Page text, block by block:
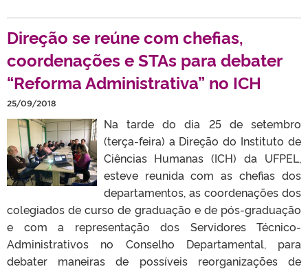
Direção se reúne com chefias,
coordenações e STAs para debater
“Reforma Administrativa” no ICH
25/09/2018
Na tarde do dia 25 de setembro
(terça-feira) a Direção do Instituto de
Ciências Humanas (ICH) da UFPEL,
esteve reunida com as chefias dos
departamentos, as coordenações dos
colegiados de curso de graduação e de pós-graduação
e com a representação dos Servidores Técnico-
Administrativos no Conselho Departamental, para
debater maneiras de possíveis reorganizações de